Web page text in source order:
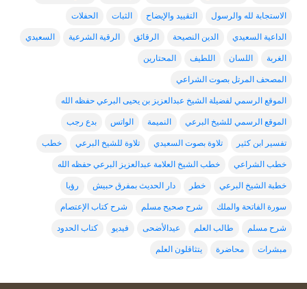
الاستجابة لله والرسول التقييد والإيضاح الثبات الحفلات
الداعية السعيدي الدين النصيحة الرقائق الرقية الشرعية السعيدي
الغربة اللسان اللطيف المحتارين
المصحف المرتل بصوت الشراعي
الموقع الرسمي لفضيلة الشيخ عبدالعزيز بن يحيى البرعي حفظه الله
الموقع الرسمي للشيخ البرعي النميمة الواتس بدع رجب
تفسير ابن كثير تلاوة بصوت السعيدي تلاوة للشيخ البرعي خطب
خطب الشراعي خطب الشيخ العلامة عبدالعزيز البرعي حفظه الله
خطبة الشيخ البرعي خطر دار الحديث بمفرق حبيش رؤيا
سورة الفاتحة والملك شرح صحيح مسلم شرح كتاب الإعتصام
شرح مسلم طالب العلم عيدالأضحى فيديو كتاب الحدود
مبشرات محاضرة يتثاقلون العلم